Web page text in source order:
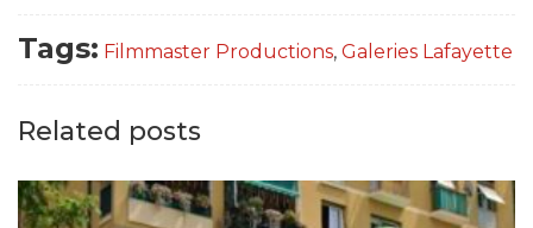
Tags: Filmmaster Productions, Galeries Lafayette
Related posts